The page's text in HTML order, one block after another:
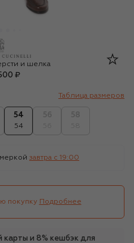
и шелка
₽
Таблица размеров
54
54
завтра c 19:00
покупку Подробнее
карты и 8% кешбэк для